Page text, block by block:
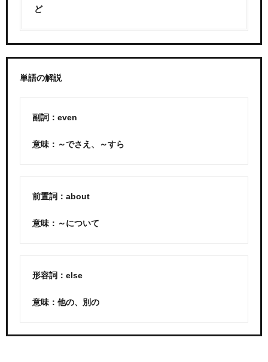
ど
単語の解説
副詞：even
意味：～でさえ、～すら
前置詞：about
意味：～について
形容詞：else
意味：他の、別の